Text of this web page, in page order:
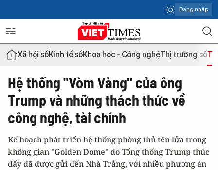
Đăng nhập
Xã hội sốKinh tế sốKhoa học - Công nghệThị trường số
Hệ thống "Vòm Vàng" của ông
Trump và những thách thức về
công nghệ, tài chính
Kế hoạch phát triển hệ thống phòng thủ tên lửa trong
không gian "Golden Dome" do Tổng thống Trump thúc
đẩy đã được gửi đến Nhà Trắng, với nhiều phương án